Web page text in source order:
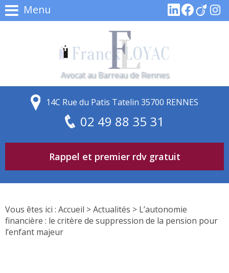
Menu
Avocat au Barreau de Rennes
14C Rue du Patis Tatelin 35700 RENNES
02 49 88 35 31
Rappel et premier rdv gratuit
Vous êtes ici : Accueil >Actualités > L’autonomie
financière : le critère de suppression de la pension pour
l’enfant majeur